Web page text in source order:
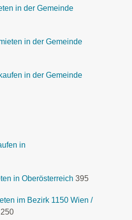
in der Gemeinde
in der Gemeinde
in der Gemeinde
in
in Oberösterreich 395
im Bezirk 1150 Wien /
250